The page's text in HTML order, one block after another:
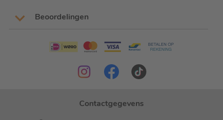
Beoordelingen
Contactgegevens